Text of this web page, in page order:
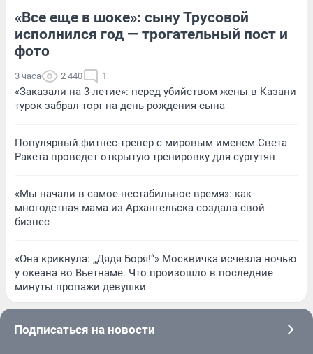
«Все еще в шоке»: сыну Трусовой
исполнился год — трогательный пост и
фото
3 часа 2 440 1
«Заказали на 3-летие»: перед убийством жены в Казани
турок забрал торт на день рождения сына
Популярный фитнес-тренер с мировым именем Света
Ракета проведет открытую тренировку для сургутян
«Мы начали в самое нестабильное время»: как
многодетная мама из Архангельска создала свой
бизнес
«Она крикнула: „Дядя Боря!“» Москвичка исчезла ночью
у океана во Вьетнаме. Что произошло в последние
минуты пропажи девушки
Подписаться на новости